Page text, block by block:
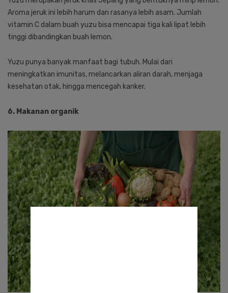
Aroma jeruk ini lebih harum dan rasanya lebih asam. Jumlah
vitamin C dalam buah yuzu bisa mencapai tiga kali lipat lebih
tinggi dibandingkan buah lemon.
Yuzu punya banyak manfaat bagi tubuh. Mulai dari
meningkatkan imunitas, melancarkan aliran darah, menjaga
kesehatan otak, hingga mencegah kanker.
6. Makanan organik